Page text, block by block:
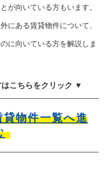
が向いている方もいます。
にある賃貸物件について、
に向いている方を解説しま
こちらをクリック ▼
物件一覧へ進